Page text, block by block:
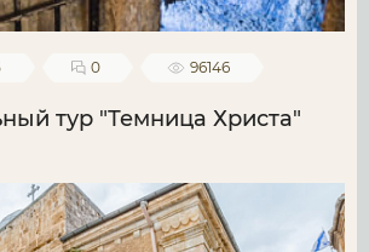
0 96146
тур "Темница Христа"